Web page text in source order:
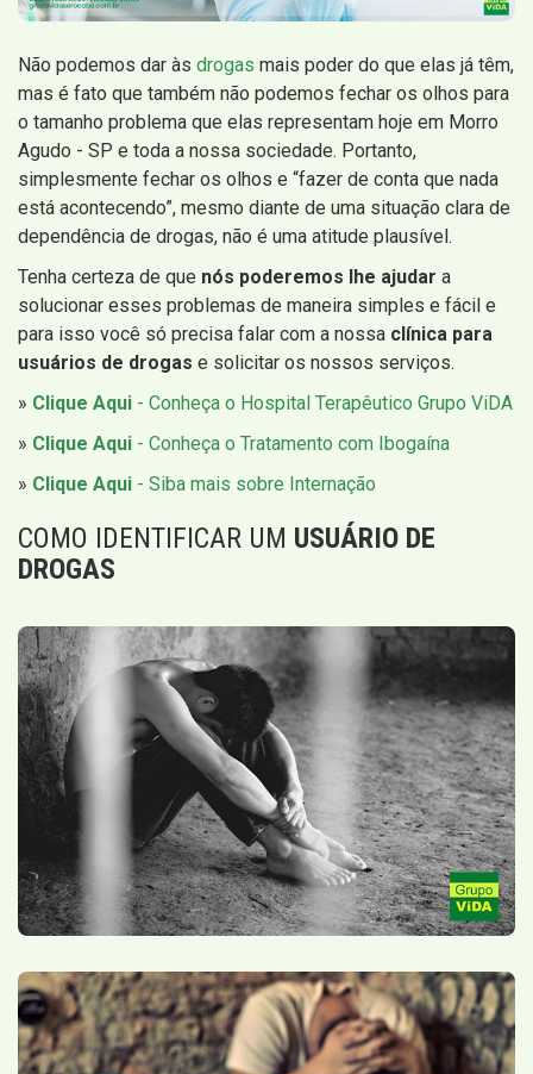
Não podemos dar às drogas mais poder do que elas já têm,
mas é fato que também não podemos fechar os olhos para
o tamanho problema que elas representam hoje em Morro
Agudo - SP e toda a nossa sociedade. Portanto,
simplesmente fechar os olhos e “fazer de conta que nada
está acontecendo”, mesmo diante de uma situação clara de
dependência de drogas, não é uma atitude plausível.
Tenha certeza de que nós poderemos lhe ajudar a
solucionar esses problemas de maneira simples e fácil e
para isso você só precisa falar com a nossa clínica para
usuários de drogas e solicitar os nossos serviços.
» Clique Aqui - Conheça o Hospital Terapêutico Grupo ViDA
» Clique Aqui - Conheça o Tratamento com Ibogaína
» Clique Aqui - Siba mais sobre Internação
COMO IDENTIFICAR UM USUÁRIO DE
DROGAS